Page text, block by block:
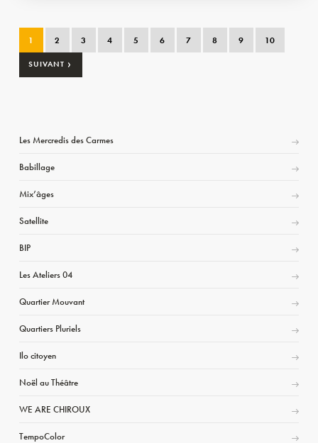
1 2 3 4 5 6 7 8 9 10
SUIVANT ›
Les Mercredis des Carmes
Babillage
Mix’âges
Satellite
BIP
Les Ateliers 04
Quartier Mouvant
Quartiers Pluriels
Ilo citoyen
Noël au Théâtre
WE ARE CHIROUX
TempoColor